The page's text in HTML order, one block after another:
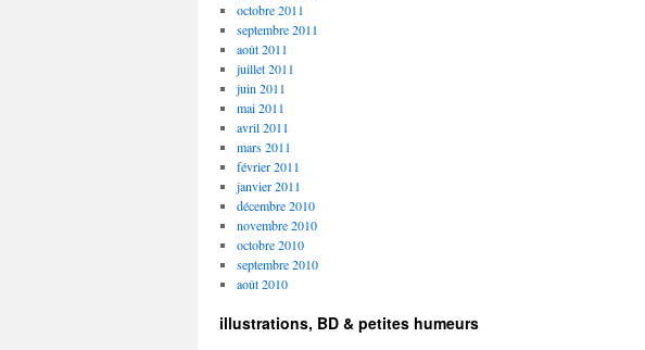
octobre 2011
septembre 2011
août 2011
juillet 2011
juin 2011
mai 2011
avril 2011
mars 2011
février 2011
janvier 2011
décembre 2010
novembre 2010
octobre 2010
septembre 2010
août 2010
illustrations, BD & petites humeurs